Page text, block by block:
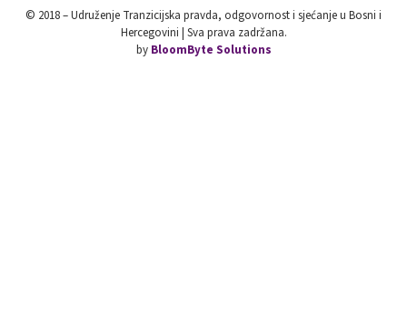
© 2018 – Udruženje Tranzicijska pravda, odgovornost i sjećanje u Bosni i
Hercegovini | Sva prava zadržana.
by BloomByte Solutions